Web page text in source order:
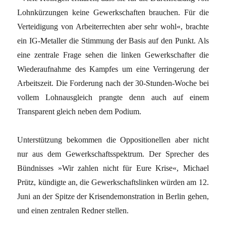
Lohnkürzungen keine Gewerkschaften brauchen. Für die
Verteidigung von Arbeiterrechten aber sehr wohl«, brachte
ein IG-Metaller die Stimmung der Basis auf den Punkt. Als
eine zentrale Frage sehen die linken Gewerkschafter die
Wiederaufnahme des Kampfes um eine Verringerung der
Arbeitszeit. Die Forderung nach der 30-Stunden-Woche bei
vollem Lohnausgleich prangte denn auch auf einem
Transparent gleich neben dem Podium.
Unterstützung bekommen die Oppositionellen aber nicht
nur aus dem Gewerkschaftsspektrum. Der Sprecher des
Bündnisses »Wir zahlen nicht für Eure Krise«, Michael
Prütz, kündigte an, die Gewerkschaftslinken würden am 12.
Juni an der Spitze der Krisendemonstration in Berlin gehen,
und einen zentralen Redner stellen.